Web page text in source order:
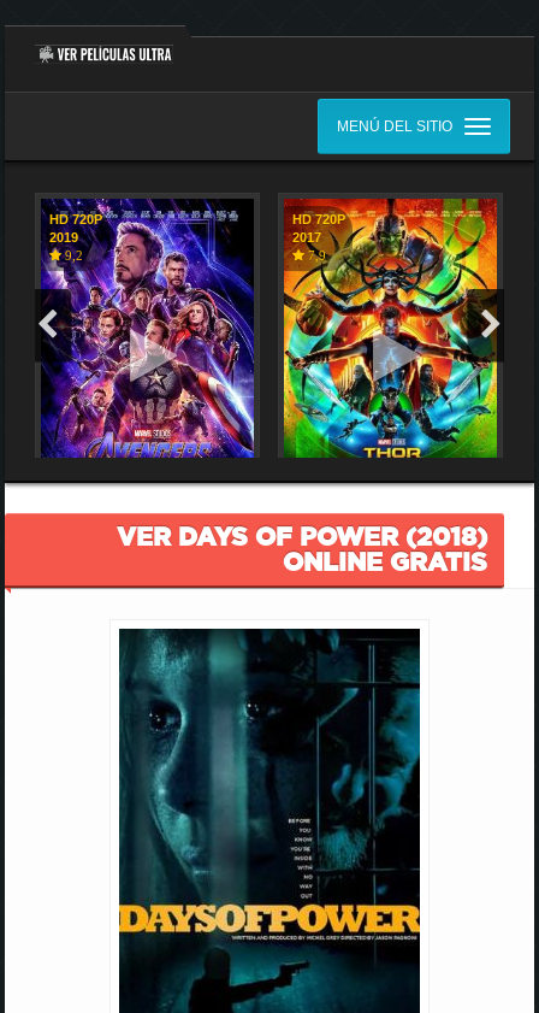
MENÚ DEL SITIO
HD 720P
2019
9,2
HD 720P
2017
7,9
VER DAYS OF POWER (2018)
ONLINE GRATIS